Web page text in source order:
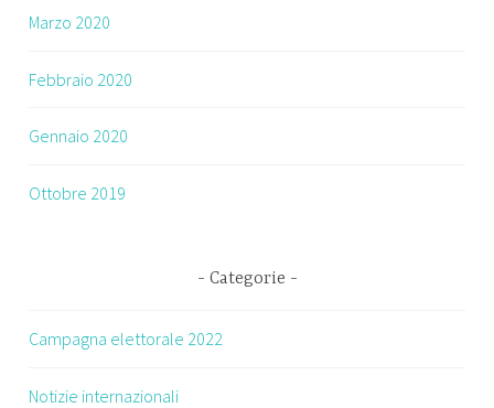
Marzo 2020
Febbraio 2020
Gennaio 2020
Ottobre 2019
Categorie
Campagna elettorale 2022
Notizie internazionali